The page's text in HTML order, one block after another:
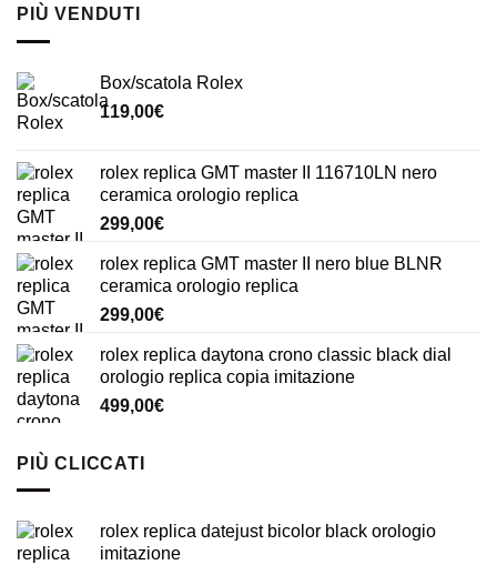
PIÙ VENDUTI
Box/scatola Rolex
119,00€
rolex replica GMT master II 116710LN nero
ceramica orologio replica
299,00€
rolex replica GMT master II nero blue BLNR
ceramica orologio replica
299,00€
rolex replica daytona crono classic black dial
orologio replica copia imitazione
499,00€
PIÙ CLICCATI
rolex replica datejust bicolor black orologio
imitazione